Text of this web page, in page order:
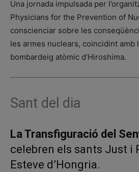
Una jornada impulsada per
Physicians for the Prevention of
conscienciar sobre les
les armes nuclears, coincidint amb
bombardeig atòmic d’Hiroshima.
Sant del dia
La Transfiguració del
celebren els sants Just i
Esteve d’Hongria.